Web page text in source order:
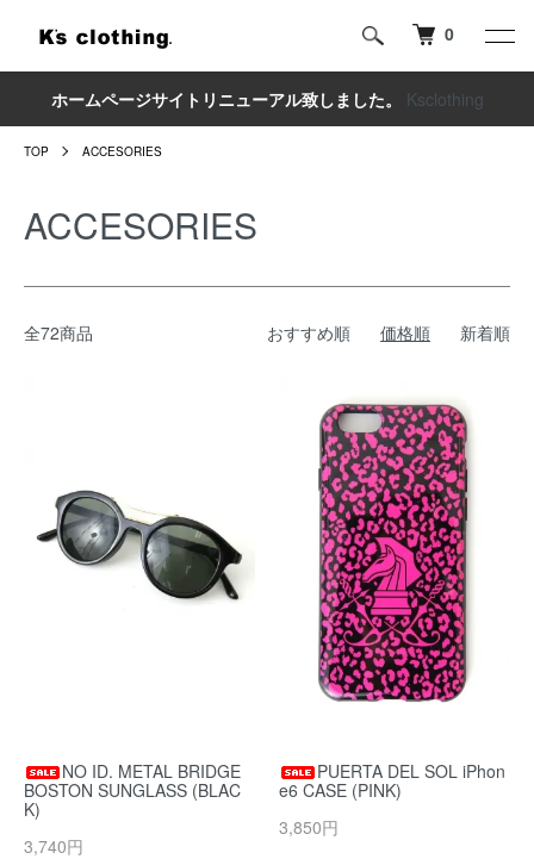
0
ホームページサイトリニューアル致しました。 Ksclothing
TOP ACCESORIES
ACCESORIES
全72商品 おすすめ順 価格順 新着順
NO ID. METAL BRIDGE
BOSTON SUNGLASS (BLAC
K)
3,740円
PUERTA DEL SOL iPhon
e6 CASE (PINK)
3,850円